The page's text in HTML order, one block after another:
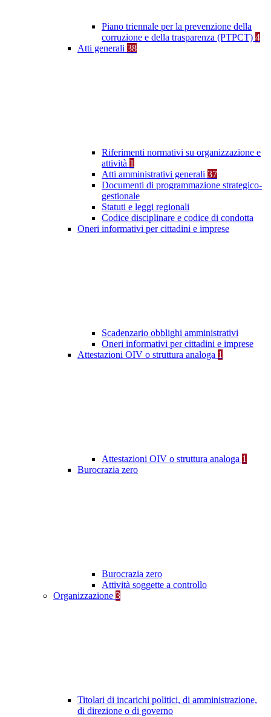
Piano triennale per la prevenzione della
corruzione e della trasparenza (PTPCT) 4
Atti generali 38
Riferimenti normativi su organizzazione e
attività 1
Atti amministrativi generali 37
Documenti di programmazione strategico-
gestionale
Statuti e leggi regionali
Codice disciplinare e codice di condotta
Oneri informativi per cittadini e imprese
Scadenzario obblighi amministrativi
Oneri informativi per cittadini e imprese
Attestazioni OIV o struttura analoga 1
Attestazioni OIV o struttura analoga 1
Burocrazia zero
Burocrazia zero
Attività soggette a controllo
Organizzazione 3
Titolari di incarichi politici, di amministrazione,
di direzione o di governo